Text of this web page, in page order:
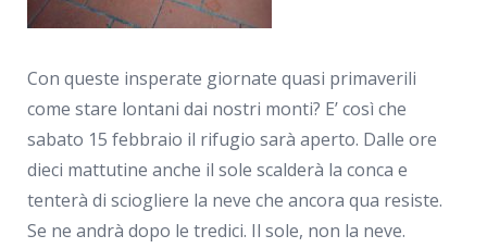
Con queste insperate giornate quasi primaverili
come stare lontani dai nostri monti? E’ così che
sabato 15 febbraio il rifugio sarà aperto. Dalle ore
dieci mattutine anche il sole scalderà la conca e
tenterà di sciogliere la neve che ancora qua resiste.
Se ne andrà dopo le tredici. Il sole, non la neve.